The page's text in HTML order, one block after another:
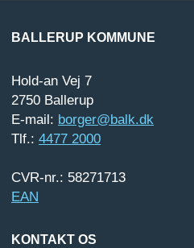
BALLERUP KOMMUNE
Hold-an Vej 7
2750 Ballerup
E-mail: borger@balk.dk
Tlf.: 4477 2000
CVR-nr.: 58271713
EAN
KONTAKT OS